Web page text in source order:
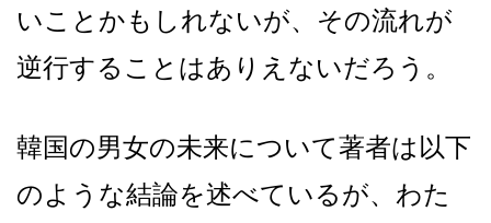
いことかもしれないが、その流れが
逆行することはありえないだろう。
韓国の男女の未来について著者は以下
のような結論を述べているが、わた